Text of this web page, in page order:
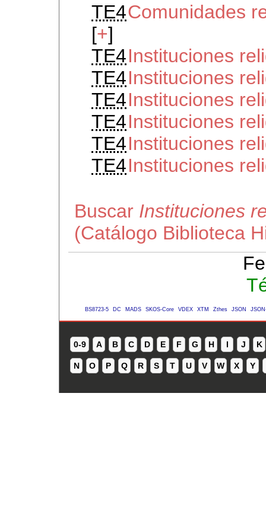
TE4Comunidades
[+]
TE4Instituciones
TE4Instituciones
TE4Instituciones
TE4Instituciones
TE4Instituciones
TE4Instituciones
Buscar Instituciones
(Catálogo Biblioteca
BS8723-5 DC MADS SKOS-Core VDEX XTM Zthes JSON
0-9 A B C D E F G H I J K
N O P Q R S T U V W X Y